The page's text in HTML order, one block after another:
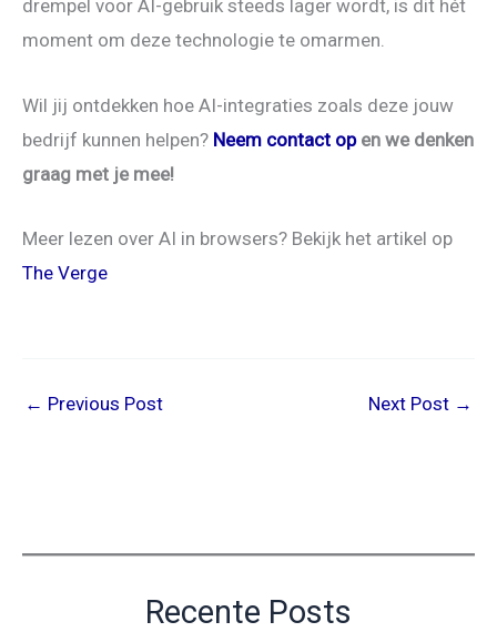
drempel voor AI-gebruik steeds lager wordt, is dit hét
moment om deze technologie te omarmen.
Wil jij ontdekken hoe AI-integraties zoals deze jouw
bedrijf kunnen helpen? Neem contact open we denken
graag met je mee!
Meer lezen over AI in browsers? Bekijk het artikel op
The Verge
← Previous Post Next Post →
Recente Posts